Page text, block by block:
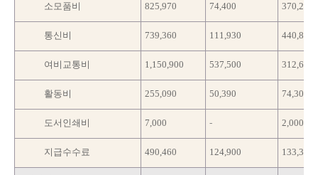
소모품비 825,970 74,400 370,200
통신비 739,360 111,930 440,870
여비교통비 1,150,900 537,500 312,650
활동비 255,090 50,390 74,300
도서인쇄비 7,000 - 2,000
지급수수료 490,460 124,900 133,300